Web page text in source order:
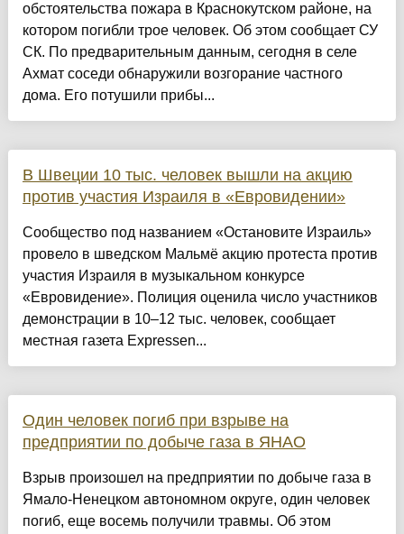
обстоятельства пожара в Краснокутском районе, на
котором погибли трое человек. Об этом сообщает СУ
СК. По предварительным данным, сегодня в селе
Ахмат соседи обнаружили возгорание частного
дома. Его потушили прибы...
В Швеции 10 тыс. человек вышли на акцию
против участия Израиля в «Евровидении»
Сообщество под названием «Остановите Израиль»
провело в шведском Мальмё акцию протеста против
участия Израиля в музыкальном конкурсе
«Евровидение». Полиция оценила число участников
демонстрации в 10–12 тыс. человек, сообщает
местная газета Expressen...
Один человек погиб при взрыве на
предприятии по добыче газа в ЯНАО
Взрыв произошел на предприятии по добыче газа в
Ямало-Ненецком автономном округе, один человек
погиб, еще восемь получили травмы. Об этом